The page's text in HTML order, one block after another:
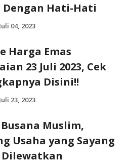
Dengan Hati-Hati
Juli 04, 2023
Harga Emas
23 Juli 2023, Cek
Disini!!
Juli 23, 2023
Muslim,
Usaha yang Sayang